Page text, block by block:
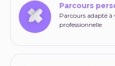
Parcours
Parcours adapté à
professionnelle